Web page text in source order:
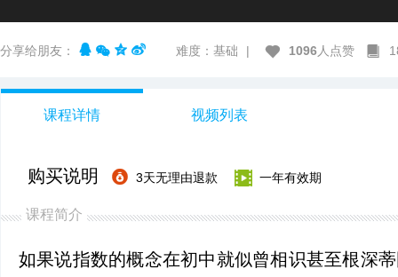
分享给朋友： 难度：基础 | 1096人点赞
课程详情 视频列表
购买说明 3天无理由退款 一年有效期
课程简介
如果说指数的概念在初中就似曾相识甚至根深